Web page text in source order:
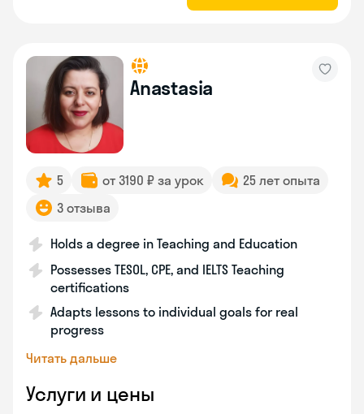
Anastasia
5 от 3190 ₽ за урок
25 лет опыта
3 отзыва
Holds a degree in Teaching and Education
Possesses TESOL, CPE, and IELTS Teaching
certifications
Adapts lessons to individual goals for real
progress
Читать дальше
Услуги и цены